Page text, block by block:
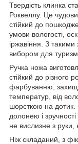
Твердість клинка
Роквеллу. Це
стійкий до
умови вологості,
іржавіння. З
вибором для
Ручка ножа
стійкий до різного
фарбуванню,
температур, від
шорсткою на
долонею і
не вислизне з руки,
Ніж складаний, з